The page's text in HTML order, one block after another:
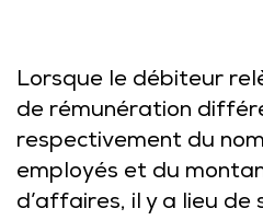
Lorsque le débiteur
de rémunération
respectivement du
employés et du
d’affaires, il y a lieu